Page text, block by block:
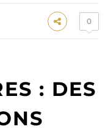
0
: DES